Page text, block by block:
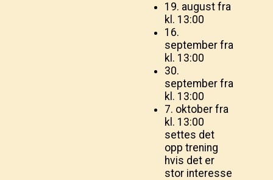
19. august fra
kl. 13:00
16.
september fra
kl. 13:00
30.
september fra
kl. 13:00
7. oktober fra
kl. 13:00
settes det
opp trening
hvis det er
stor interesse